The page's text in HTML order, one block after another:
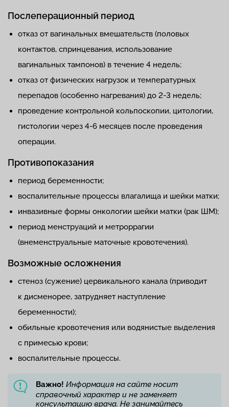
Послеперационный период
отказ от вагинальных вмешательств (половых
контактов, спринцевания, использование
вагинальных тампонов) в течение 4 недель;
отказ от физических нагрузок и температурных
перепадов (особенно нагревания) до 2-3 недель;
проведение контрольной кольпоскопии, цитологии,
гистологии через 4-6 месяцев после проведения
операции.
Противопоказания
период беременности;
воспалительные процессы влагалища и шейки матки;
инвазивные формы онкологии шейки матки (рак ШМ);
период менструаций и метроррагии
(внеменструальные маточные кровотечения).
Возможные осложнения
стеноз (сужение) цервикального канала (приводит
к дисменорее, затрудняет наступление
беременности);
обильные кровотечения или водянистые выделения
с примесью крови;
воспалительные процессы.
Важно! Информация на сайте носит
справочный характер и не заменяет
консультацию врача. Не занимайтесь